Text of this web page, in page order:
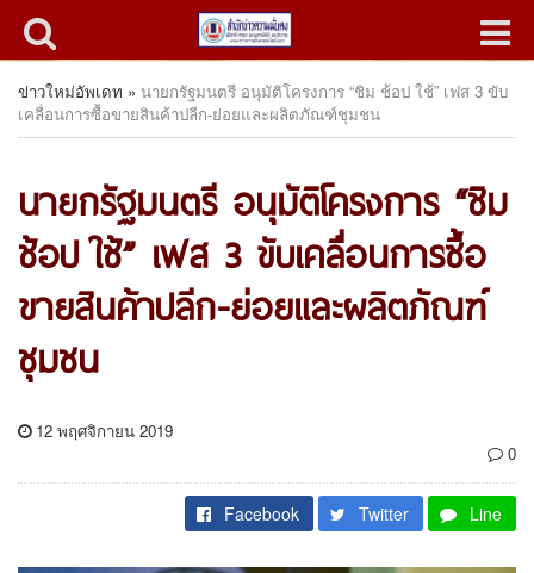
ข่าวใหม่อัพเดท » นายกรัฐมนตรี อนุมัติโครงการ “ชิม ช้อป ใช้” เฟส 3 ขับ
เคลื่อนการซื้อขายสินค้าปลีก-ย่อยและผลิตภัณฑ์ชุมชน
นายกรัฐมนตรี อนุมัติโครงการ “ชิม
ช้อป ใช้” เฟส 3 ขับเคลื่อนการซื้อ
ขายสินค้าปลีก-ย่อยและผลิตภัณฑ์
ชุมชน
12 พฤศจิกายน 2019
0
Facebook Twitter Line